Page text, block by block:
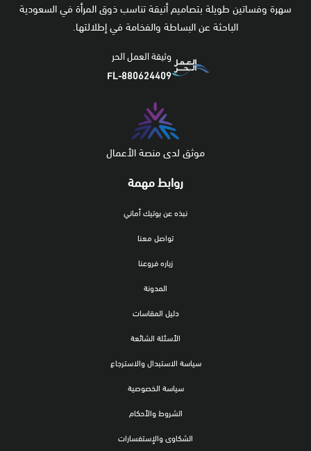
روابط مهمة
نبذه عن بوتيك أماني
تواصل معنا
زياره فروعنا
المدونة
دليل المقاسات
الأسئلة الشائعة
سياسة الاستبدال والاسترجاع
سياسة الخصوصية
الشروط والأحكام
الشكاوى والإستفسارات
سهرة وفساتين طويلة بتصاميم أنيقة تناسب ذوق المرأة في السعودية
الباحثة عن البساطة والفخامة في إطلالتها.
وثيقة العمل الحر
FL-880624409
موثق لدى منصة الأعمال